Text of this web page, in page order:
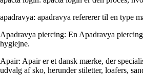
apadravya: apadravya refererer til en type
Apadravya piercing: En Apadravya
hygiejne.
Apair: Apair er et dansk mærke, der
udvalg af sko, herunder stiletter, loafers,